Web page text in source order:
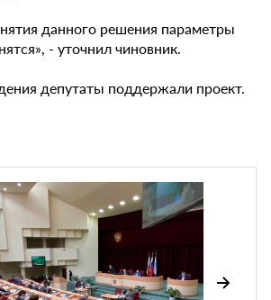
данного решения параметры
- уточнил чиновник.
депутаты поддержали проект.